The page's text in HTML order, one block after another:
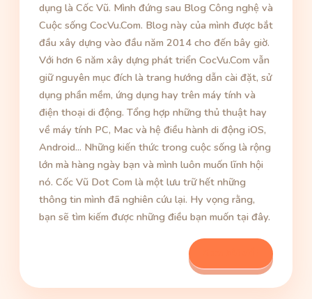
dụng là Cốc Vũ. Mình đứng sau Blog Công nghệ và
Cuộc sống CocVu.Com. Blog này của mình được bắt
đầu xây dựng vào đầu năm 2014 cho đến bây giờ.
Với hơn 6 năm xây dựng phát triển CocVu.Com vẫn
giữ nguyên mục đích là trang hướng dẫn cài đặt, sử
dụng phần mềm, ứng dụng hay trên máy tính và
điện thoại di động. Tổng hợp những thủ thuật hay
về máy tính PC, Mac và hệ điều hành di động iOS,
Android... Những kiến thức trong cuộc sống là rộng
lớn mà hàng ngày bạn và mình luôn muốn lĩnh hội
nó. Cốc Vũ Dot Com là một lưu trữ hết những
thông tin mình đã nghiên cứu lại. Hy vọng rằng,
bạn sẽ tìm kiếm được những điều bạn muốn tại đây.